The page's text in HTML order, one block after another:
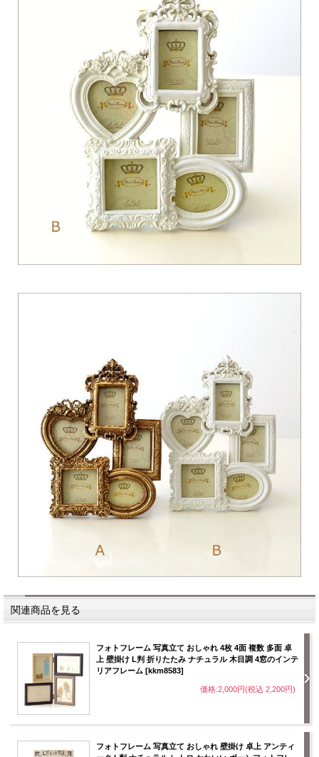
関連商品を見る
フォトフレーム 写真立て おしゃれ 4枚 4面 複数 多面 卓
上 壁掛け L判 折りたたみ ナチュラル 木目調 4窓のインテ
リアフレーム [kkm8583]
価格:2,000円(税込 2,200円)
フォトフレーム 写真立て おしゃれ 壁掛け 卓上 アンティ